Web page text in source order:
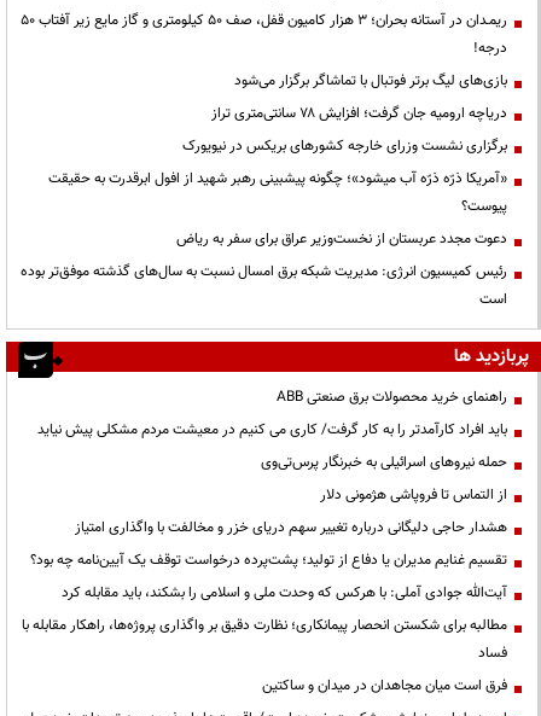
ریمـدان در آستانه بحران؛ ۳ هزار کامیون قفل، صف ۵۰ کیلومتری و گاز مایع زیر آفتاب ۵۰
درجه!
بازی‌های لیگ برتر فوتبال با تماشاگر برگزار می‌شود
دریاچه ارومیه جان گرفت؛ افزایش ۷۸ سانتی‌متری تراز
برگزاری نشست وزرای خارجه کشورهای بریکس در نیویورک
«آمریکا ذرّه ذرّه آب میشود»؛ چگونه پیشبینی رهبر شهید از افول ابرقدرت به حقیقت
پیوست؟
دعوت مجدد عربستان از نخست‌وزیر عراق برای سفر به ریاض
رئیس کمیسیون انرژی: مدیریت شبکه برق امسال نسبت به سال‌های گذشته موفق‌تر بوده
است
پربازدید ها
راهنمای خرید محصولات برق صنعتی ABB
باید افراد کارآمدتر را به کار گرفت/ کاری می کنیم در معیشت مردم مشکلی پیش نیاید
حمله نیروهای اسرائیلی به خبرنگار پرس‌تی‌وی
از التماس تا فروپاشی هژمونی دلار
هشدار حاجی دلیگانی درباره تغییر سهم دریای خزر و مخالفت با واگذاری امتیاز
تقسیم غنایم مدیران یا دفاع از تولید؛ پشت‌پرده درخواست توقف یک آیین‌نامه چه بود؟
آیت‌الله جوادی آملی: با هرکس که وحدت ملی و اسلامی را بشکند، باید مقابله کرد
مطالبه برای شکستن انحصار پیمانکاری؛ نظارت دقیق بر واگذاری پروژه‌ها، راهکار مقابله با
فساد
فرق است میان مجاهدان در میدان و ساکتین